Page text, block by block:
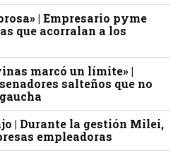
| Empresario pyme
que acorralan a los
marcó un límite» |
salteños que no
| Durante la gestión Milei,
empleadoras